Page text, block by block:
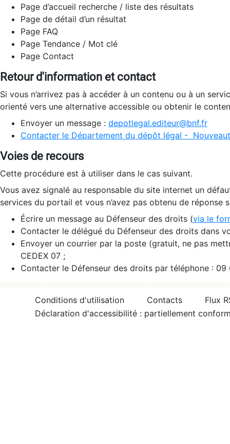
Page d’accueil recherche / liste des résultats
Page de détail d’un résultat
Page FAQ
Page Tendance / Mot clé
Page Contact
Retour d'information et contact
Si vous n’arrivez pas à accéder à un contenu ou à un
orienté vers une alternative accessible ou obtenir le
Envoyer un message : depotlegal.editeur@bnf.fr
Contacter le Département du dépôt légal -
Voies de recours
Cette procédure est à utiliser dans le cas suivant.
Vous avez signalé au responsable du site internet un
services du portail et vous n’avez pas obtenu de réponse
Écrire un message au Défenseur des droits (via le
Contacter le délégué du Défenseur des droits dans
Envoyer un courrier par la poste (gratuit, ne pas
CEDEX 07 ;
Contacter le Défenseur des droits par téléphone :
Conditions d'utilisation Contacts
Flux
Déclaration d'accessibilité : partiellement